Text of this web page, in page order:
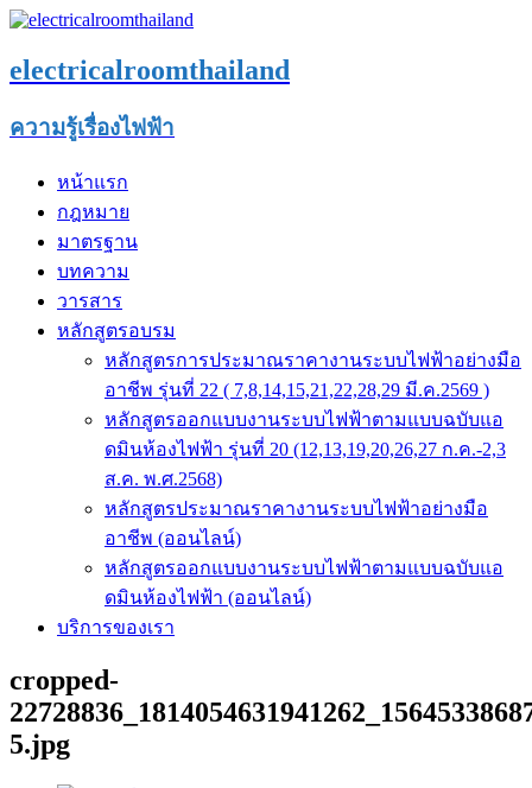
electricalroomthailand
ความรู้เรื่องไฟฟ้า
หน้าแรก
กฎหมาย
มาตรฐาน
บทความ
วารสาร
หลักสูตรอบรม
หลักสูตรการประมาณราคางานระบบไฟฟ้าอย่างมือ
อาชีพ รุ่นที่ 22 ( 7,8,14,15,21,22,28,29 มี.ค.2569 )
หลักสูตรออกแบบงานระบบไฟฟ้าตามแบบฉบับแอ
ดมินห้องไฟฟ้า รุ่นที่ 20 (12,13,19,20,26,27 ก.ค.-2,3
ส.ค. พ.ศ.2568)
หลักสูตรประมาณราคางานระบบไฟฟ้าอย่างมือ
อาชีพ (ออนไลน์)
หลักสูตรออกแบบงานระบบไฟฟ้าตามแบบฉบับแอ
ดมินห้องไฟฟ้า (ออนไลน์)
บริการของเรา
cropped-
5.jpg